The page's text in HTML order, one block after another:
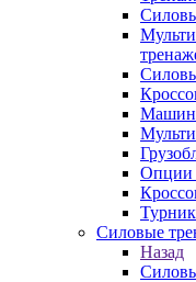
Опции
Силовые
Назад